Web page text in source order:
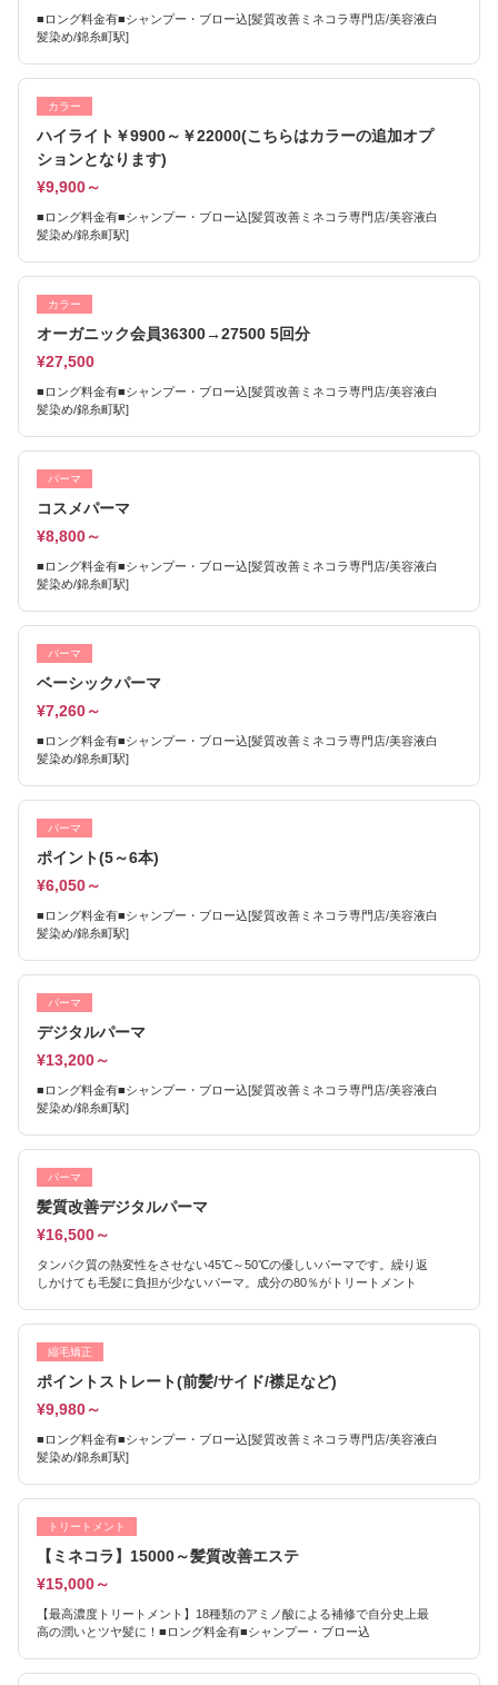
■ロング料金有■シャンプー・ブロー込[髪質改善ミネコラ専門店/美容液白
髪染め/錦糸町駅]
カラー
ハイライト￥9900～￥22000(こちらはカラーの追加オプ
ションとなります)
¥9,900～
■ロング料金有■シャンプー・ブロー込[髪質改善ミネコラ専門店/美容液白
髪染め/錦糸町駅]
カラー
オーガニック会員36300→27500 5回分
¥27,500
■ロング料金有■シャンプー・ブロー込[髪質改善ミネコラ専門店/美容液白
髪染め/錦糸町駅]
パーマ
コスメパーマ
¥8,800～
■ロング料金有■シャンプー・ブロー込[髪質改善ミネコラ専門店/美容液白
髪染め/錦糸町駅]
パーマ
ベーシックパーマ
¥7,260～
■ロング料金有■シャンプー・ブロー込[髪質改善ミネコラ専門店/美容液白
髪染め/錦糸町駅]
パーマ
ポイント(5～6本)
¥6,050～
■ロング料金有■シャンプー・ブロー込[髪質改善ミネコラ専門店/美容液白
髪染め/錦糸町駅]
パーマ
デジタルパーマ
¥13,200～
■ロング料金有■シャンプー・ブロー込[髪質改善ミネコラ専門店/美容液白
髪染め/錦糸町駅]
パーマ
髪質改善デジタルパーマ
¥16,500～
タンパク質の熱変性をさせない45℃～50℃の優しいパーマです。繰り返
しかけても毛髪に負担が少ないパーマ。成分の80％がトリートメント
縮毛矯正
ポイントストレート(前髪/サイド/襟足など)
¥9,980～
■ロング料金有■シャンプー・ブロー込[髪質改善ミネコラ専門店/美容液白
髪染め/錦糸町駅]
トリートメント
【ミネコラ】15000～髪質改善エステ
¥15,000～
【最高濃度トリートメント】18種類のアミノ酸による補修で自分史上最
高の潤いとツヤ髪に！■ロング料金有■シャンプー・ブロー込